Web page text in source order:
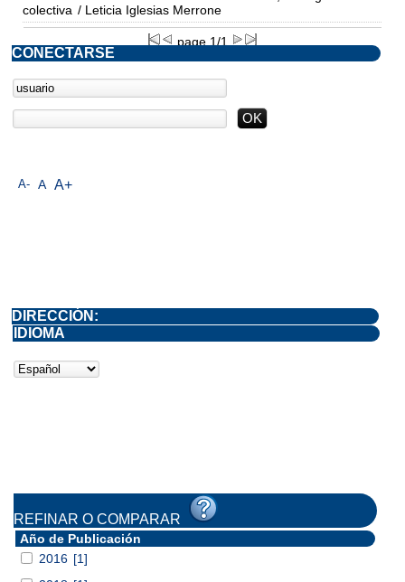
colectiva / Leticia Iglesias Merrone
page 1/1
A- A A+
CONECTARSE
DIRECCIÓN:
IDIOMA
REFINAR O COMPARAR
Año de Publicación
2016 [1]